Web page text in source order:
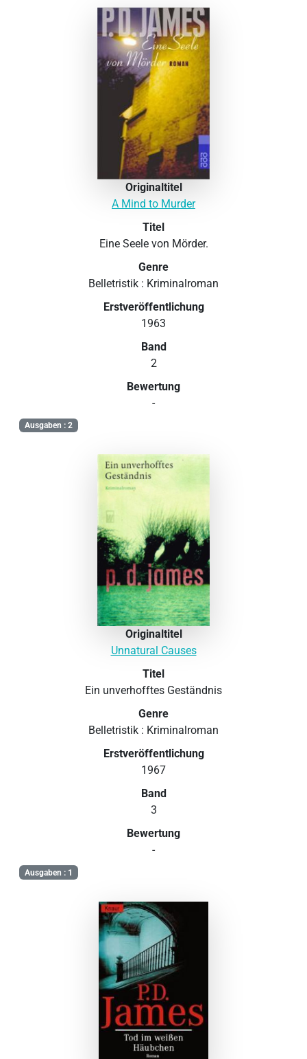
Originaltitel
A Mind to Murder
Titel
Eine Seele von Mörder.
Genre
Belletristik : Kriminalroman
Erstveröffentlichung
1963
Band
2
Bewertung
-
Ausgaben : 2
Originaltitel
Unnatural Causes
Titel
Ein unverhofftes Geständnis
Genre
Belletristik : Kriminalroman
Erstveröffentlichung
1967
Band
3
Bewertung
-
Ausgaben : 1